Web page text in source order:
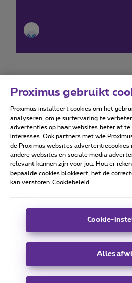
Forumvoorwaarden
Alle rechten voorbehouden. ©
Algemene voorwaarden,
Deze website is gecreëerd en wordt
Koning Albert II-laan 27 - B-1030
Carrier & Wholesale Solutions
Proximus gebruikt
Proximus installeert cookies om het
analyseren, om je surfervaring te
advertenties op haar websites beter af te
interesses. Ook partners met wie
de Proximus websites advertentiecookies
andere websites en sociale media
relevant kunnen zijn voor jou. Hou er
bepaalde cookies blokkeert, het de
kan verstoren Cookiebeleid
Cookie-
Alles